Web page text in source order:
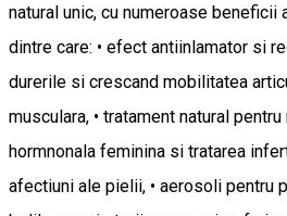
natural unic, cu numeroase beneficii
dintre care: • efect antiinlamator si
durerile si crescand mobilitatea
musculara, • tratament natural
hormnonala feminina si tratarea
afectiuni ale pielii, • aerosoli pentru